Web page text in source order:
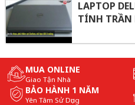
LAPTOP
TÍNH TRẦN
MUA ONLINE
Giao Tận Nhà
BẢO HÀNH 1 NĂM
Yên Tâm Sử Dụng